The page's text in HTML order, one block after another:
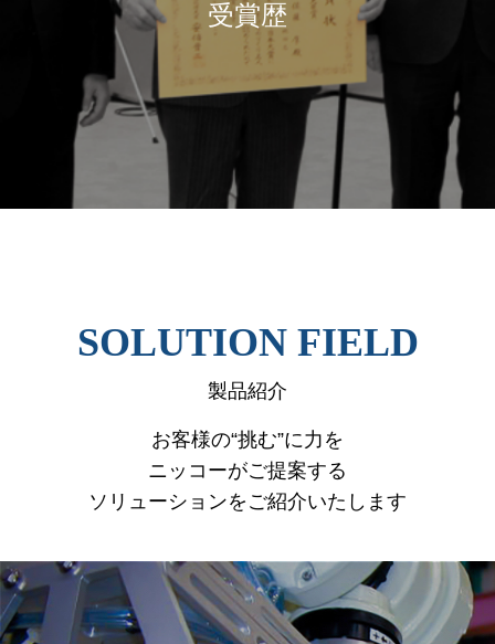
受賞歴
SOLUTION FIELD
製品紹介
お客様の“挑む”に力を
ニッコーがご提案する
ソリューションをご紹介いたします